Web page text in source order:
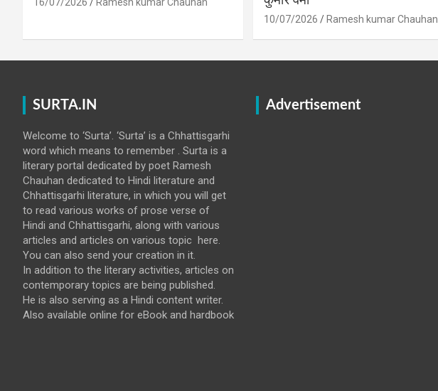
10/07/2026 Ramesh kumar Chauhan
SURTA.IN
Welcome to ‘Surta’. ‘Surta’ is a Chhattisgarhi
word which means to remember . Surta is a
literary portal dedicated by poet Ramesh
Chauhan dedicated to Hindi literature and
Chhattisgarhi literature, in which you will get
to read various works of prose verse of
Hindi and Chhattisgarhi, along with various
articles and articles on various topic here.
You can also send your creation in it.
In addition to the literary activities, articles on
contemporary topics are being published.
He is also serving as a Hindi content writer.
Also available online for eBook and hardbook
Advertisement